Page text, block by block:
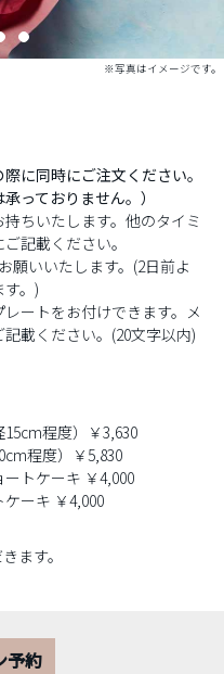
※写真はイメージです。
に同時にご注文ください。
っておりません。）
ちいたします。他のタイミ
記載ください。
願いいたします。(2日前よ
。)
ートをお付けできます。メ
載ください。(20文字以内)
15cm程度）￥3,630
程度）￥5,830
ートケーキ ￥4,000
ケーキ ￥4,000
ます。
予約